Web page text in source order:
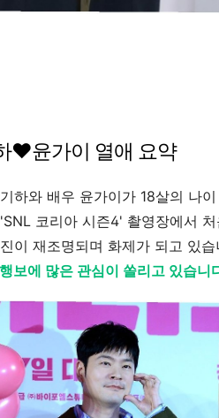
♥윤가이 열애 요약
하와 배우 윤가이가 18살의 나
코리아 시즌4' 촬영장에서
이 재조명되며 화제가 되고 있습
보에 많은 관심이 쏠리고 있습니